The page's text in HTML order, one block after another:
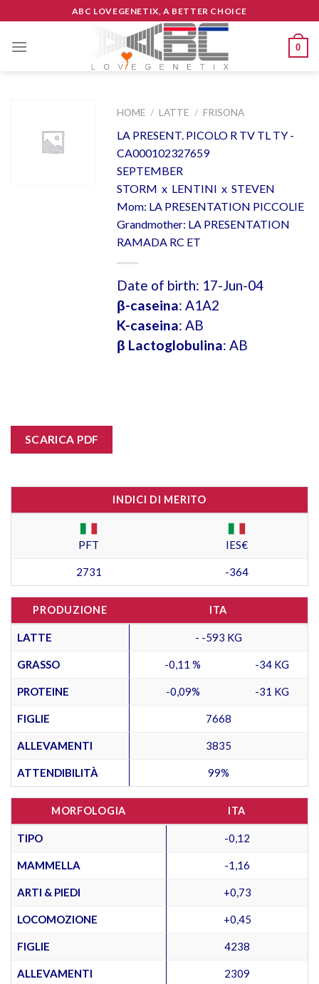
to
content
ABC LOVEGENETIX, A BETTER CHOICE
0
HOME / LATTE / FRISONA
LA PRESENT. PICOLO R TV TL TY -
CA000102327659
SEPTEMBER
STORM x LENTINI x STEVEN
Mom: LA PRESENTATION PICCOLIE
Grandmother: LA PRESENTATION
RAMADA RC ET
Date of birth: 17-Jun-04
β-caseina: A1A2
K-caseina: AB
β Lactoglobulina: AB
SCARICA PDF
INDICI DI MERITO
PFT IES€
2731 -364
PRODUZIONE ITA
LATTE - -593 KG
GRASSO -0,11 % -34 KG
PROTEINE -0,09% -31 KG
FIGLIE 7668
ALLEVAMENTI 3835
ATTENDIBILITÀ 99%
MORFOLOGIA ITA
TIPO -0,12
MAMMELLA -1,16
ARTI & PIEDI +0,73
LOCOMOZIONE +0,45
FIGLIE 4238
ALLEVAMENTI 2309